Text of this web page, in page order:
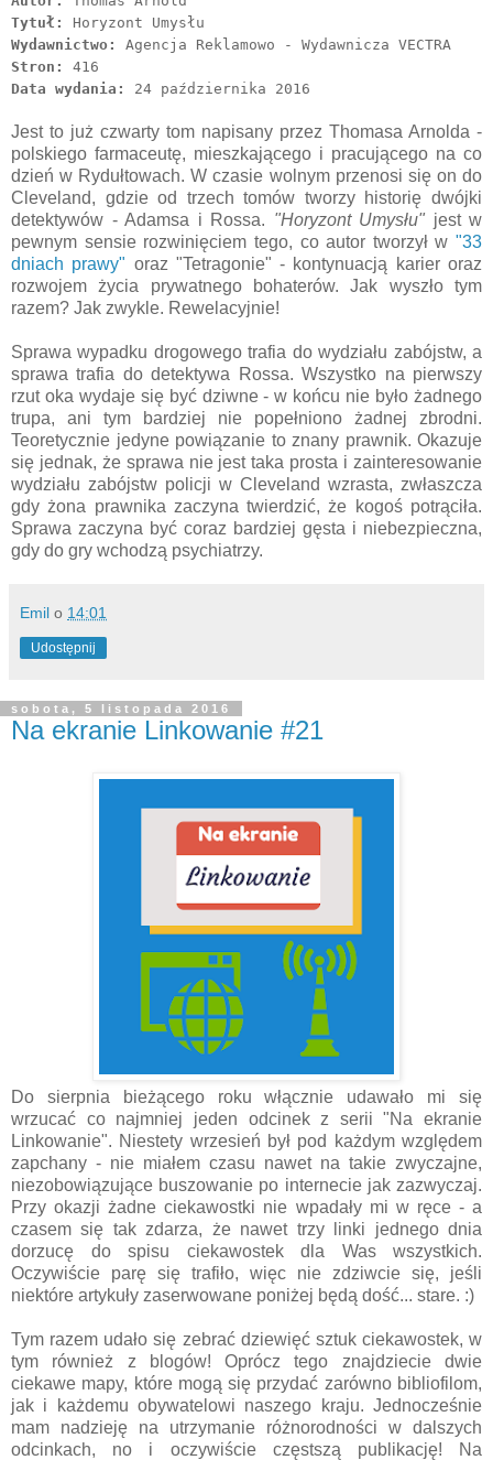
Tytuł: Horyzont Umysłu
Wydawnictwo: Agencja Reklamowo - Wydawnicza VECTRA
Stron: 416
Data wydania: 24 października 2016
Jest to już czwarty tom napisany przez Thomasa Arnolda -
polskiego farmaceutę, mieszkającego i pracującego na co
dzień w Rydułtowach. W czasie wolnym przenosi się on do
Cleveland, gdzie od trzech tomów tworzy historię dwójki
detektywów - Adamsa i Rossa. "Horyzont Umysłu" jest w
pewnym sensie rozwinięciem tego, co autor tworzył w "33
dniach prawy" oraz "Tetragonie" - kontynuacją karier oraz
rozwojem życia prywatnego bohaterów. Jak wyszło tym
razem? Jak zwykle. Rewelacyjnie!
Sprawa wypadku drogowego trafia do wydziału zabójstw, a
sprawa trafia do detektywa Rossa. Wszystko na pierwszy
rzut oka wydaje się być dziwne - w końcu nie było żadnego
trupa, ani tym bardziej nie popełniono żadnej zbrodni.
Teoretycznie jedyne powiązanie to znany prawnik. Okazuje
się jednak, że sprawa nie jest taka prosta i zainteresowanie
wydziału zabójstw policji w Cleveland wzrasta, zwłaszcza
gdy żona prawnika zaczyna twierdzić, że kogoś potrąciła.
Sprawa zaczyna być coraz bardziej gęsta i niebezpieczna,
gdy do gry wchodzą psychiatrzy.
Emil o 14:01
Udostępnij
sobota, 5 listopada 2016
Na ekranie Linkowanie #21
Do sierpnia bieżącego roku włącznie udawało mi się
wrzucać co najmniej jeden odcinek z serii "Na ekranie
Linkowanie". Niestety wrzesień był pod każdym względem
zapchany - nie miałem czasu nawet na takie zwyczajne,
niezobowiązujące buszowanie po internecie jak zazwyczaj.
Przy okazji żadne ciekawostki nie wpadały mi w ręce - a
czasem się tak zdarza, że nawet trzy linki jednego dnia
dorzucę do spisu ciekawostek dla Was wszystkich.
Oczywiście parę się trafiło, więc nie zdziwcie się, jeśli
niektóre artykuły zaserwowane poniżej będą dość... stare. :)
Tym razem udało się zebrać dziewięć sztuk ciekawostek, w
tym również z blogów! Oprócz tego znajdziecie dwie
ciekawe mapy, które mogą się przydać zarówno bibliofilom,
jak i każdemu obywatelowi naszego kraju. Jednocześnie
mam nadzieję na utrzymanie różnorodności w dalszych
odcinkach, no i oczywiście częstszą publikację! Na